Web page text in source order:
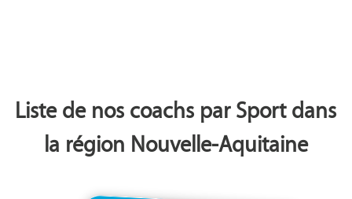
Liste de nos coachs par Sport dans
la région Nouvelle-Aquitaine